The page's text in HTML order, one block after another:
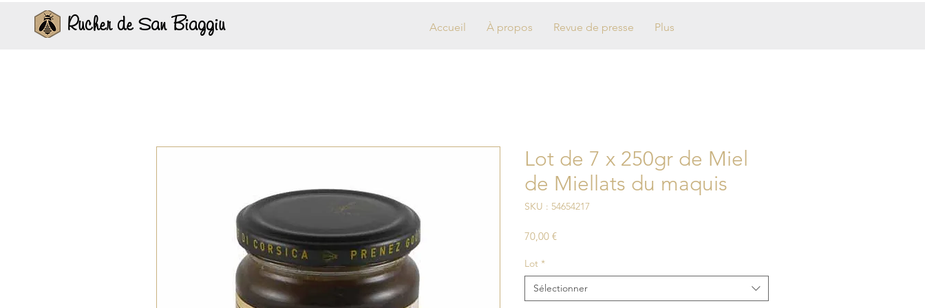
Rucher de San Biaggiu Accueil À propos Revue de presse Plus
Lot de 7 x 250gr de Miel
de Miellats du maquis
SKU : 54654217
70,00 €Prix
Lot *
Sélectionner